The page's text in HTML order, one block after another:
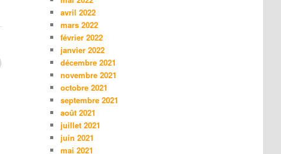
avril 2022
mars 2022
février 2022
janvier 2022
décembre 2021
novembre 2021
octobre 2021
septembre 2021
août 2021
juillet 2021
juin 2021
mai 2021